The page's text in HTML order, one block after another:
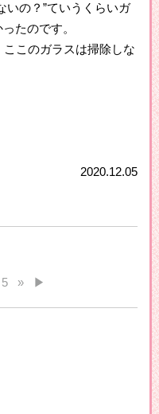
いの？”ていうくらいガ
たのです。
このガラスは掃除しな
2020.12.05
5 »
▶